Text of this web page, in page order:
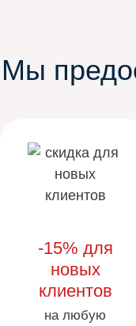
Мы
-15% для
новых
клиентов
на любую